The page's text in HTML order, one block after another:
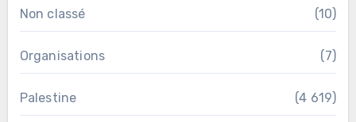
Non classé (10)
Organisations (7)
Palestine (4 619)